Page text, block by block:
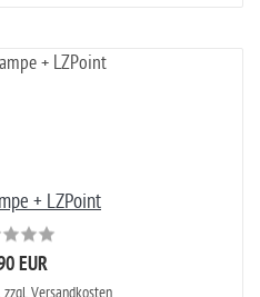
+ LZPoint
EUR
zzgl. Versandkosten